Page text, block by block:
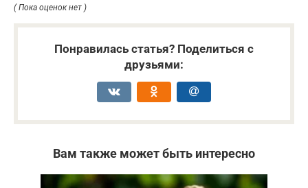
( Пока оценок нет )
Понравилась статья? Поделиться с
друзьями:
Вам также может быть интересно